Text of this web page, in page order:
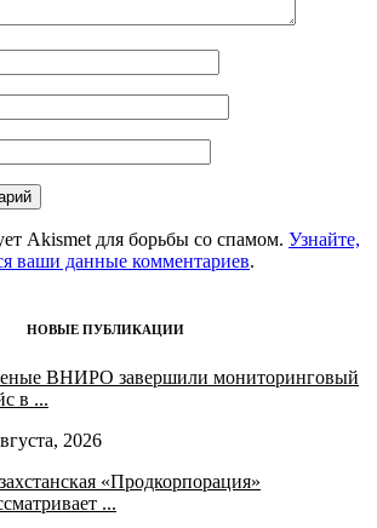
Akismet для борьбы со спамом. Узнайте,
ваши данные комментариев.
НОВЫЕ ПУБЛИКАЦИИ
ВНИРО завершили мониторинговый
в ...
2026
«Продкорпорация»
...